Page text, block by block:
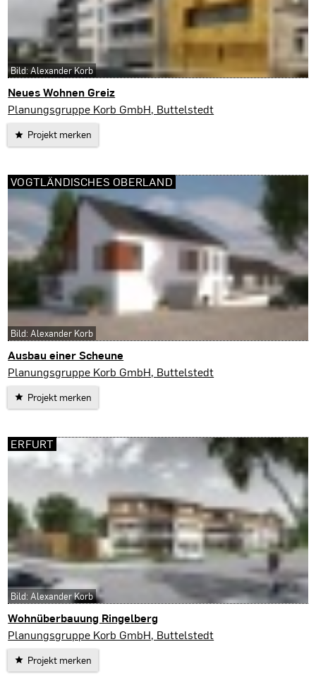
Neues Wohnen Greiz
Greiz
Planungsgruppe Korb GmbH, Buttelstedt
Projekt merken
Bild: Alexander Korb
Ausbau einer Scheune
Vogtländisches Oberland
Planungsgruppe Korb GmbH, Buttelstedt
Projekt merken
VOGTLÄNDISCHES OBERLAND
Bild: Alexander Korb
Wohnüberbauung Ringelberg
Erfurt
Planungsgruppe Korb GmbH, Buttelstedt
Projekt merken
ERFURT
Bild: Alexander Korb